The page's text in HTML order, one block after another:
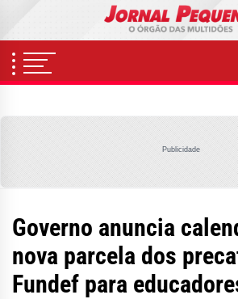
content
Publicidade
Governo anuncia
nova parcela dos
Fundef para